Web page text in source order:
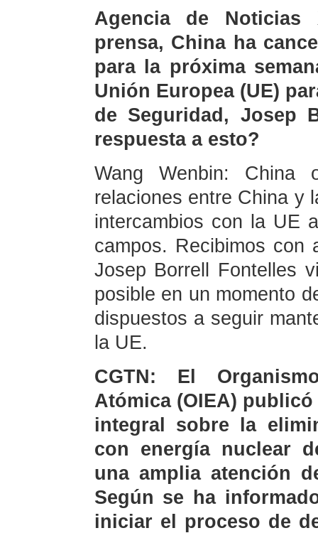
Agencia de Noticias
prensa, China ha
para la próxima
Unión Europea (UE)
de Seguridad, Josep
respuesta a esto?
Wang Wenbin: China
relaciones entre China y
intercambios con la UE
campos. Recibimos con
Josep Borrell Fontelles
posible en un momento
dispuestos a seguir
la UE.
CGTN: El
Atómica (OIEA)
integral sobre la
con energía nuclear
una amplia atención
Según se ha
iniciar el proceso de